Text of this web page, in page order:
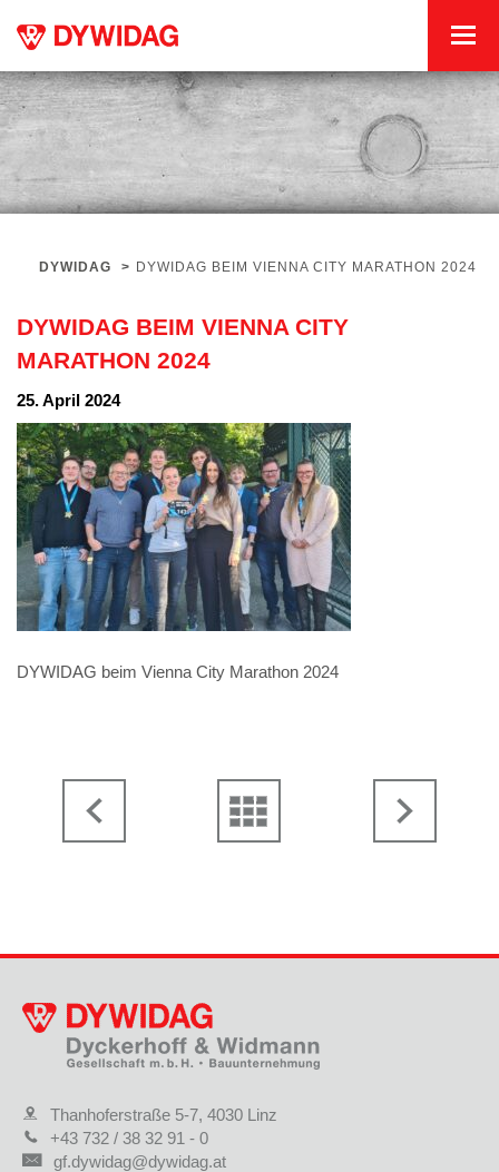
DYWIDAG > DYWIDAG BEIM VIENNA CITY MARATHON 2024
DYWIDAG BEIM VIENNA CITY
MARATHON 2024
25. April 2024
DYWIDAG beim Vienna City Marathon 2024
Thanhoferstraße 5-7, 4030 Linz
+43 732 / 38 32 91 - 0
gf.dywidag@dywidag.at